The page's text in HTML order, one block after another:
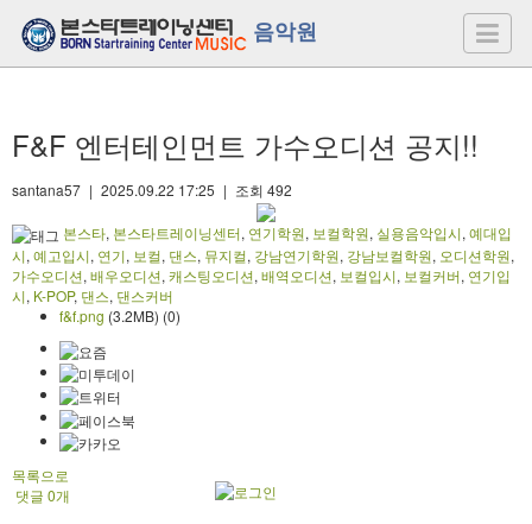
음악원
F&F 엔터테인먼트 가수오디션 공지!!
santana57 | 2025.09.22 17:25 | 조회 492
본스타, 본스타트레이닝센터, 연기학원, 보컬학원, 실용음악입시, 예대입
시, 예고입시, 연기, 보컬, 댄스, 뮤지컬, 강남연기학원, 강남보컬학원, 오디션학원,
가수오디션, 배우오디션, 캐스팅오디션, 배역오디션, 보컬입시, 보컬커버, 연기입
시, K-POP, 댄스, 댄스커버
f&f.png (3.2MB) (0)
목록으로
댓글 0개